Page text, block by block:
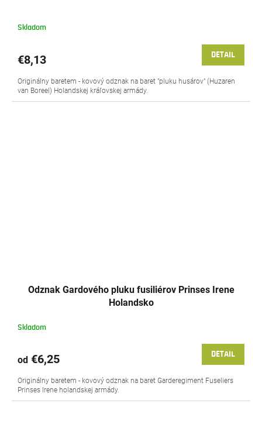
Skladom
€8,13 DETAIL
Originálny baretem - kovový odznak na baret "pluku husárov" (Huzaren
van Boreel) Holandskej kráľovskej armády.
Odznak Gardového pluku fusiliérov Prinses Irene
Holandsko
Skladom
od €6,25 DETAIL
Originálny baretem - kovový odznak na baret Garderegiment Fuseliers
Prinses Irene holandskej armády.